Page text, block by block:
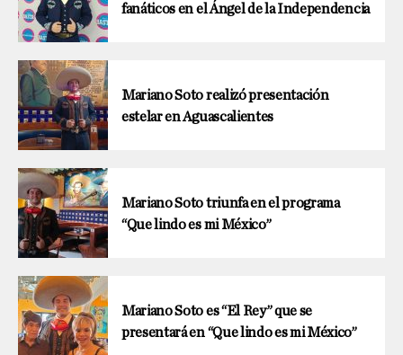
fanáticos en el Ángel de la Independencia
Mariano Soto realizó presentación
estelar en Aguascalientes
Mariano Soto triunfa en el programa
“Que lindo es mi México”
Mariano Soto es “El Rey” que se
presentará en “Que lindo es mi México”